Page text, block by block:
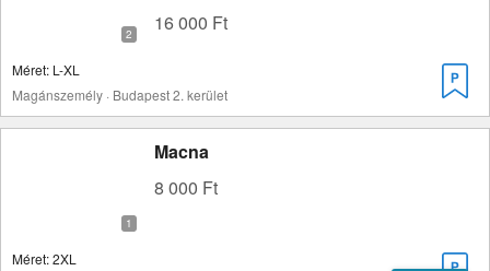
16 000 Ft
Méret: L-XL
Magánszemély · Budapest 2. kerület
Macna
8 000 Ft
Méret: 2XL